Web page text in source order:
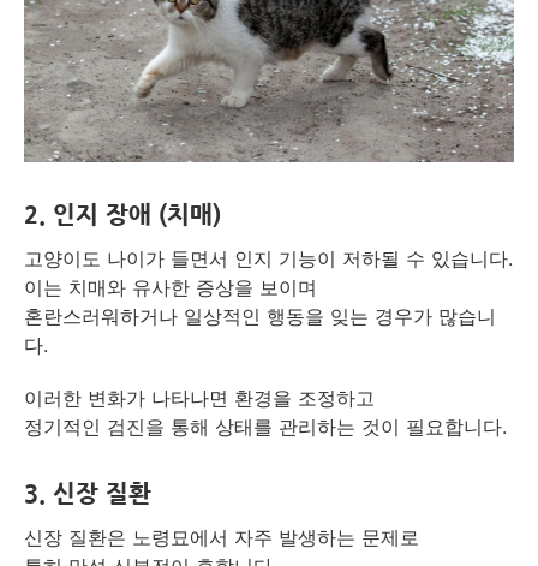
2. 인지 장애 (치매)
고양이도 나이가 들면서 인지 기능이 저하될 수 있습니다.
이는 치매와 유사한 증상을 보이며
혼란스러워하거나 일상적인 행동을 잊는 경우가 많습니
다.
이러한 변화가 나타나면 환경을 조정하고
정기적인 검진을 통해 상태를 관리하는 것이 필요합니다.
3. 신장 질환
신장 질환은 노령묘에서 자주 발생하는 문제로